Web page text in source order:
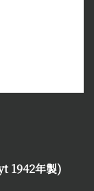
1942年製)